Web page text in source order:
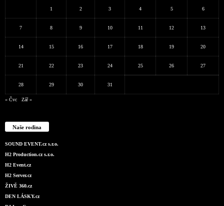
1 2 3 4 5 6
7 8 9 10 11 12 13
14 15 16 17 18 19 20
21 22 23 24 25 26 27
28 29 30 31
« Čvc Zář »
Naše rodina
SOUND EVENT.cz s.r.o.
H2 Production.cz s.r.o.
H2 Event.cz
H2 Server.cz
ŽIVĚ 360.cz
DEN LÁSKY.cz